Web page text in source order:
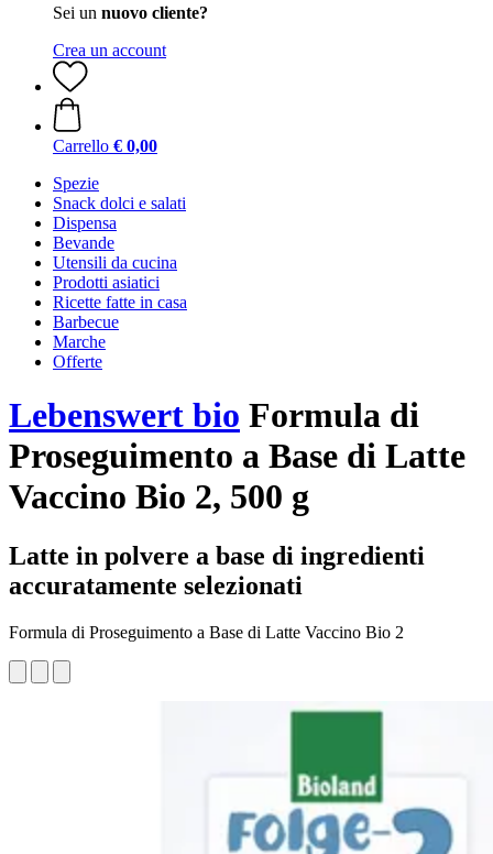
Sei un nuovo cliente?
Crea un account
Carrello € 0,00
Spezie
Snack dolci e salati
Dispensa
Bevande
Utensili da cucina
Prodotti asiatici
Ricette fatte in casa
Barbecue
Marche
Offerte
Lebenswert bio Formula di
Proseguimento a Base di Latte
Vaccino Bio 2, 500 g
Latte in polvere a base di ingredienti
accuratamente selezionati
Formula di Proseguimento a Base di Latte Vaccino Bio 2